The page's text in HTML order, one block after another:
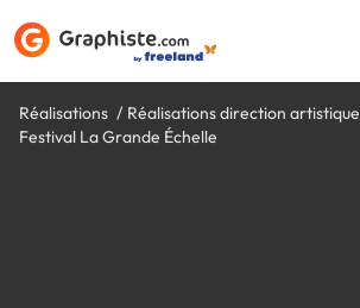
Réalisations
Réalisations direction artistique
Festival La Grande Échelle